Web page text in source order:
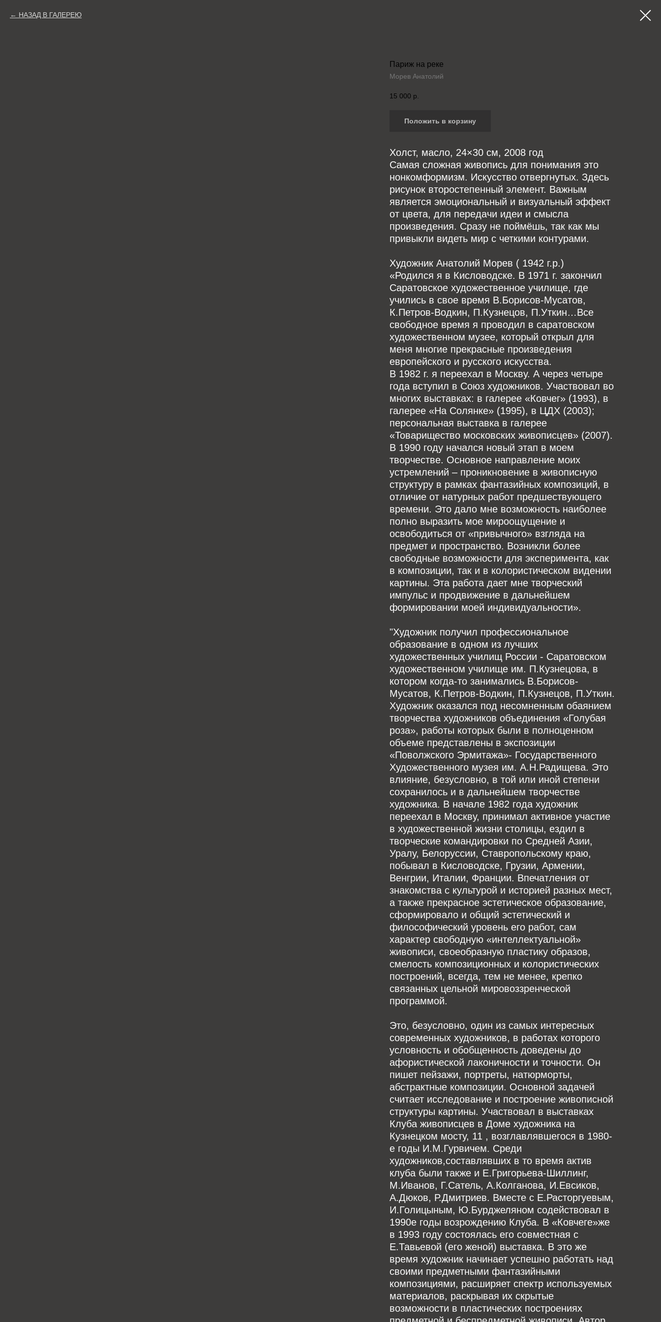
НАЗАД В ГАЛЕРЕЮ
Париж на реке
Морев Анатолий
15 000 р.
Положить в корзину
Холст, масло, 24×30 см, 2008 год
Самая сложная живопись для понимания это
нонкомформизм. Искусство отвергнутых. Здесь
рисунок второстепенный элемент. Важным
является эмоциональный и визуальный эффект
от цвета, для передачи идеи и смысла
произведения. Сразу не поймёшь, так как мы
привыкли видеть мир с четкими контурами.
Художник Анатолий Морев ( 1942 г.р.)
«Родился я в Кисловодске. В 1971 г. закончил
Саратовское художественное училище, где
учились в свое время В.Борисов-Мусатов,
К.Петров-Водкин, П.Кузнецов, П.Уткин…Все
свободное время я проводил в саратовском
художественном музее, который открыл для
меня многие прекрасные произведения
европейского и русского искусства.
В 1982 г. я переехал в Москву. А через четыре
года вступил в Союз художников. Участвовал во
многих выставках: в галерее «Ковчег» (1993), в
галерее «На Солянке» (1995), в ЦДХ (2003);
персональная выставка в галерее
«Товарищество московских живописцев» (2007).
В 1990 году начался новый этап в моем
творчестве. Основное направление моих
устремлений – проникновение в живописную
структуру в рамках фантазийных композиций, в
отличие от натурных работ предшествующего
времени. Это дало мне возможность наиболее
полно выразить мое мироощущение и
освободиться от «привычного» взгляда на
предмет и пространство. Возникли более
свободные возможности для эксперимента, как
в композиции, так и в колористическом видении
картины. Эта работа дает мне творческий
импульс и продвижение в дальнейшем
формировании моей индивидуальности».
"Художник получил профессиональное
образование в одном из лучших
художественных училищ России - Саратовском
художественном училище им. П.Кузнецова, в
котором когда-то занимались В.Борисов-
Мусатов, К.Петров-Водкин, П.Кузнецов, П.Уткин.
Художник оказался под несомненным обаянием
творчества художников объединения «Голубая
роза», работы которых были в полноценном
объеме представлены в экспозиции
«Поволжского Эрмитажа»- Государственного
Художественного музея им. А.Н.Радищева. Это
влияние, безусловно, в той или иной степени
сохранилось и в дальнейшем творчестве
художника. В начале 1982 года художник
переехал в Москву, принимал активное участие
в художественной жизни столицы, ездил в
творческие командировки по Средней Азии,
Уралу, Белоруссии, Ставропольскому краю,
побывал в Кисловодске, Грузии, Армении,
Венгрии, Италии, Франции. Впечатления от
знакомства с культурой и историей разных мест,
а также прекрасное эстетическое образование,
сформировало и общий эстетический и
философический уровень его работ, сам
характер свободную «интеллектуальной»
живописи, своеобразную пластику образов,
смелость композиционных и колористических
построений, всегда, тем не менее, крепко
связанных цельной мировоззренческой
программой.
Это, безусловно, один из самых интересных
современных художников, в работах которого
условность и обобщенность доведены до
афористической лаконичности и точности. Он
пишет пейзажи, портреты, натюрморты,
абстрактные композиции. Основной задачей
считает исследование и построение живописной
структуры картины. Участвовал в выставках
Клуба живописцев в Доме художника на
Кузнецком мосту, 11 , возглавлявшегося в 1980-
е годы И.М.Гурвичем. Среди
художников,составлявших в то время актив
клуба были также и Е.Григорьева-Шиллинг,
М.Иванов, Г.Сатель, А.Колганова, И.Евсиков,
А.Дюков, Р.Дмитриев. Вместе с Е.Расторгуевым,
И.Голицыным, Ю.Бурджеляном содействовал в
1990е годы возрождению Клуба. В «Ковчеге»же
в 1993 году состоялась его совместная с
Е.Тавьевой (его женой) выставка. В это же
время художник начинает успешно работать над
своими предметными фантазийными
композициями, расширяет спектр используемых
материалов, раскрывая их скрытые
возможности в пластических построениях